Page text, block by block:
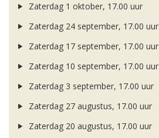
Zaterdag 1 oktober, 17.00 uur
Zaterdag 24 september, 17.00 uur
Zaterdag 17 september, 17.00 uur
Zaterdag 10 september, 17.00 uur
Zaterdag 3 september, 17.00 uur
Zaterdag 27 augustus, 17.00 uur
Zaterdag 20 augustus, 17.00 uur